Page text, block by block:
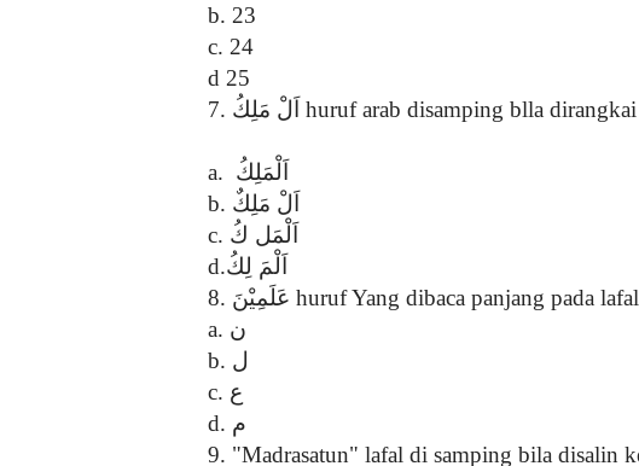
b. 23
c. 24
d 25
7. اَلْ مَلِكُ huruf arab disamping blla
a. اَلْمَلِكُ
b. اَلْ مَلِكٌ
c. اَلْمَل كُ
d.اَلْمَ لِكُ
8. عَلَمِيْنَ huruf Yang dibaca panjang pada
a. ن
b. ل
c. ع
d. م
9. "Madrasatun" lafal di samping bila disalin